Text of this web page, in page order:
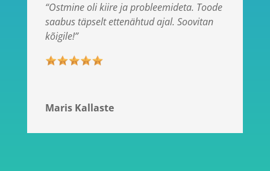
“Ostmine oli kiire ja probleemideta. Toode
saabus täpselt ettenähtud ajal. Soovitan
kõigile!”
Maris Kallaste